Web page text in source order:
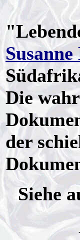
Die
der
Siehe